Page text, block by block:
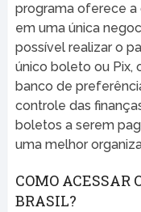
programa oferece a
em uma única
possível realizar o
único boleto ou Pix,
banco de
controle das
boletos a serem
uma melhor
COMO ACESSAR
BRASIL?